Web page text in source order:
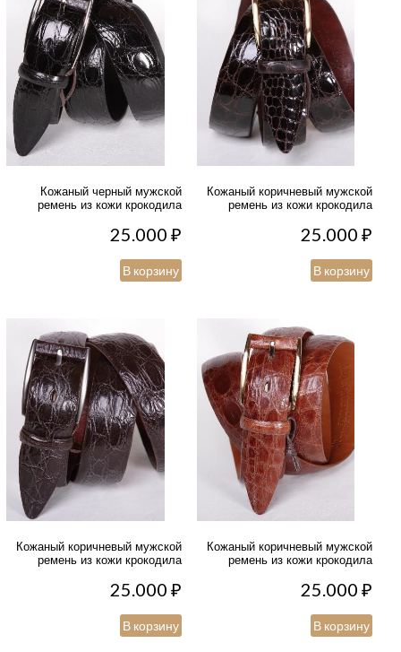
Кожаный черный мужской
ремень из кожи крокодила
25.000₽
В корзину
Кожаный коричневый мужской
ремень из кожи крокодила
25.000₽
В корзину
Кожаный коричневый мужской
ремень из кожи крокодила
25.000₽
В корзину
Кожаный коричневый мужской
ремень из кожи крокодила
25.000₽
В корзину